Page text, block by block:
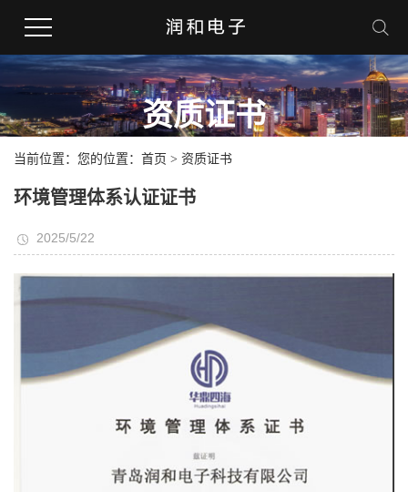
资质证书
当前位置：您的位置： 首页 > 资质证书
环境管理体系认证证书
2025/5/22